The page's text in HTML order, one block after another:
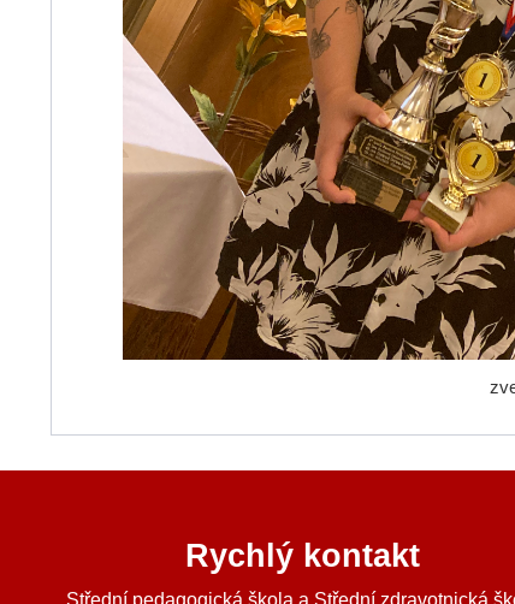
Rychlý kontakt
Střední pedagogická škola a Střední zdravotnická